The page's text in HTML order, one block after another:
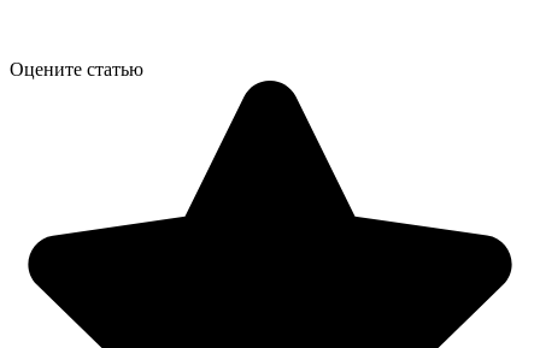
Оцените статью